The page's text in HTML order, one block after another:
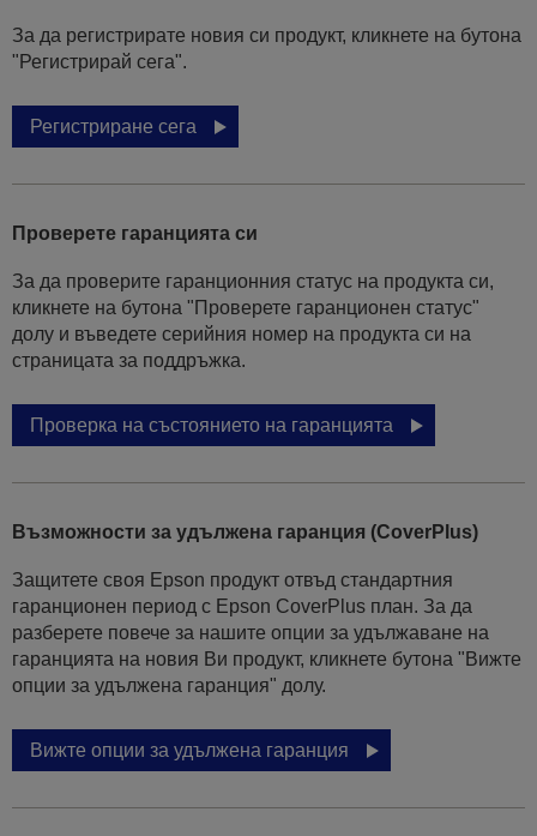
За да регистрирате новия си продукт, кликнете на бутона
"Регистрирай сега".
Регистриране сега
Проверете гаранцията си
За да проверите гаранционния статус на продукта си,
кликнете на бутона "Проверете гаранционен статус"
долу и въведете серийния номер на продукта си на
страницата за поддръжка.
Проверка на състоянието на гаранцията
Възможности за удължена гаранция (CoverPlus)
Защитете своя Epson продукт отвъд стандартния
гаранционен период с Epson CoverPlus план. За да
разберете повече за нашите опции за удължаване на
гаранцията на новия Ви продукт, кликнете бутона "Вижте
опции за удължена гаранция" долу.
Вижте опции за удължена гаранция